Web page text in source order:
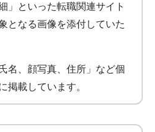
」といった転職関連サイト
となる画像を添付していた
名、顔写真、住所」など個
掲載しています。